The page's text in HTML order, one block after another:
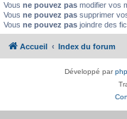
Vous ne pouvez pas modifier vos
Vous ne pouvez pas supprimer
Vous ne pouvez pas joindre des
Accueil Index du forum
Développé par